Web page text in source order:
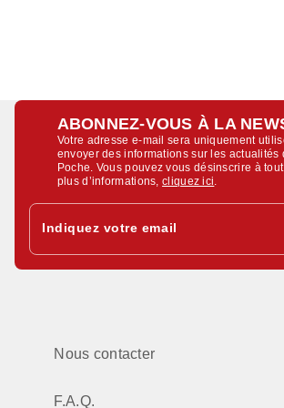
ABONNEZ-VOUS À LA
Votre adresse e-mail sera uniquement
envoyer des informations sur les actualités
Poche. Vous pouvez vous désinscrire à
plus d’informations,cliquez ici
Indiquez votre email
Nous contacter
F.A.Q.